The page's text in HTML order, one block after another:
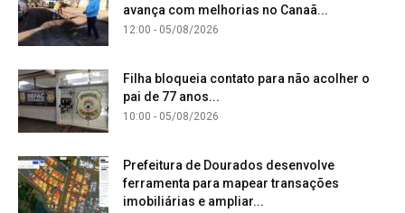
avança com melhorias no Canaã...
12:00 - 05/08/2026
Filha bloqueia contato para não acolher o
pai de 77 anos...
10:00 - 05/08/2026
Prefeitura de Dourados desenvolve
ferramenta para mapear transações
imobiliárias e ampliar...